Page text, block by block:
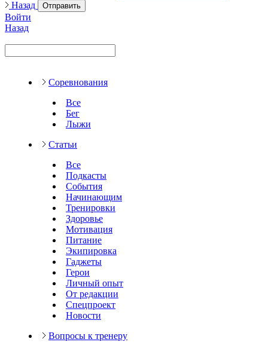
Назад
Отправить
Войти
Назад
Соревнования
Все
Бег
Лыжи
Статьи
Все
Подкасты
События
Начинающим
Тренировки
Здоровье
Мотивация
Питание
Экипировка
Гаджеты
Герои
Личный опыт
От редакции
Спецпроект
Новости
Вопросы к тренеру